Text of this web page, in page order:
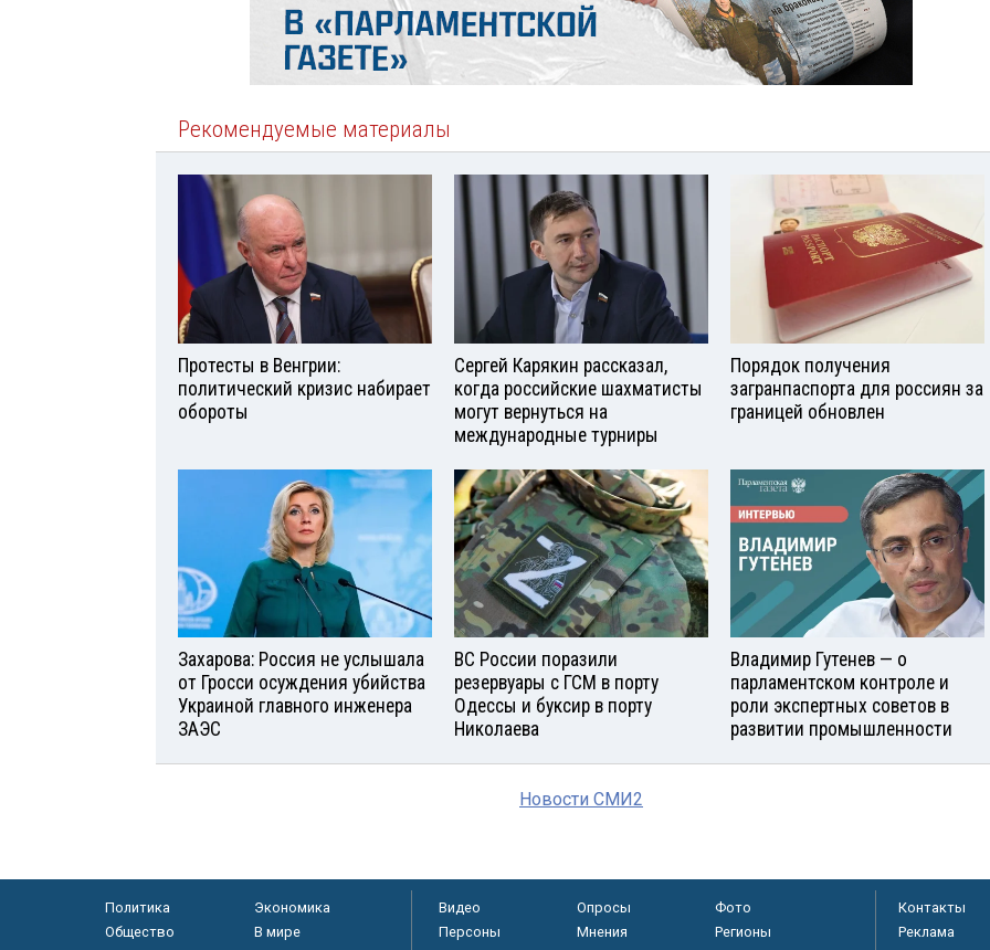
Рекомендуемые материалы
Протесты в Венгрии:
политический кризис набирает
обороты
Сергей Карякин рассказал,
когда российские шахматисты
могут вернуться на
международные турниры
Порядок получения
загранпаспорта для россиян за
границей обновлен
Захарова: Россия не услышала
от Гросси осуждения убийства
Украиной главного инженера
ЗАЭС
ВС России поразили
резервуары с ГСМ в порту
Одессы и буксир в порту
Николаева
Владимир Гутенев — о
парламентском контроле и
роли экспертных советов в
развитии промышленности
Новости СМИ2
Политика
Экономика
Общество
В мире
Видео Опросы
Фото
Персоны
Мнения
Регионы
Контакты
Реклама